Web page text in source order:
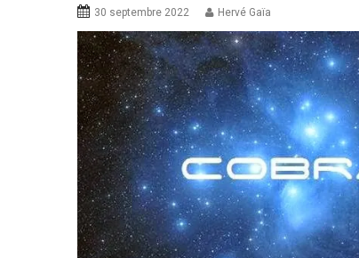
30 septembre 2022 Hervé Gaïa